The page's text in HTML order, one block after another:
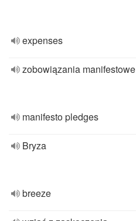
expenses
zobowiązania manifestowe
manifesto pledges
Bryza
breeze